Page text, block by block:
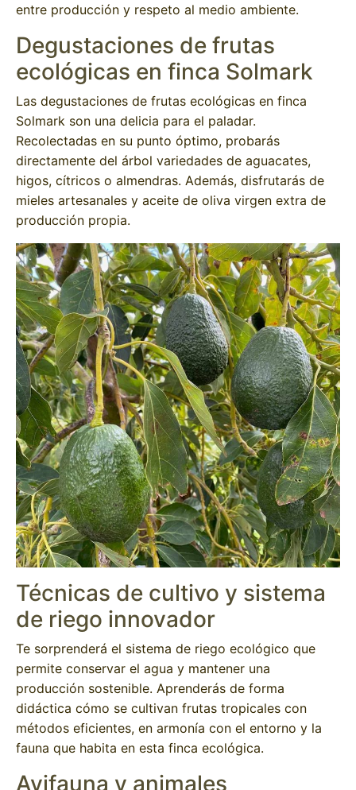
entre producción y respeto al medio ambiente.
Degustaciones de frutas
ecológicas en finca Solmark
Las degustaciones de frutas ecológicas en finca
Solmark son una delicia para el paladar.
Recolectadas en su punto óptimo, probarás
directamente del árbol variedades de aguacates,
higos, cítricos o almendras. Además, disfrutarás de
mieles artesanales y aceite de oliva virgen extra de
producción propia.
Técnicas de cultivo y sistema
de riego innovador
Te sorprenderá el sistema de riego ecológico que
permite conservar el agua y mantener una
producción sostenible. Aprenderás de forma
didáctica cómo se cultivan frutas tropicales con
métodos eficientes, en armonía con el entorno y la
fauna que habita en esta finca ecológica.
Avifauna y animales